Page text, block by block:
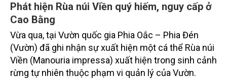
Phát hiện Rùa núi Viền quý hiếm, nguy cấp ở
Cao Bằng
Vừa qua, tại Vườn quốc gia Phia Oắc – Phia Đén
(Vườn) đã ghi nhận sự xuất hiện một cá thể Rùa núi
Viền (Manouria impressa) xuất hiện trong sinh cảnh
rừng tự nhiên thuộc phạm vi quản lý của Vườn.